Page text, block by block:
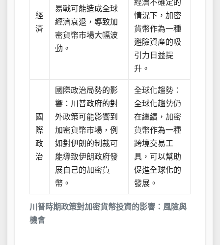
川普時期政策對加密貨幣投資的影響：風險與
機會
經
濟
易戰可能造成全球
經濟衰退，導致加
密貨幣市場大幅波
動。
經濟不確定的
情況下，加密
貨幣作為一種
避險資產的吸
引力日益提
升。
國
際
政
治
國際政治局勢的影
響：川普政府的對
外政策可能影響到
加密貨幣市場，例
如對伊朗的制裁可
能導致伊朗政府發
展自己的加密貨
幣。
全球化趨勢：
全球化趨勢仍
在繼續，加密
貨幣作為一種
跨境交易工
具，可以幫助
促進全球化的
發展。